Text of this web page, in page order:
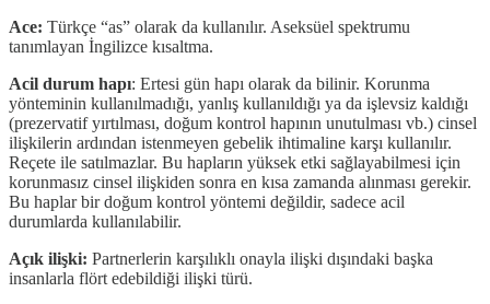
Ace: Türkçe “as” olarak da kullanılır. Aseksüel spektrumu
tanımlayan İngilizce kısaltma.
Acil durum hapı: Ertesi gün hapı olarak da bilinir. Korunma
yönteminin kullanılmadığı, yanlış kullanıldığı ya da işlevsiz kaldığı
(prezervatif yırtılması, doğum kontrol hapının unutulması vb.) cinsel
ilişkilerin ardından istenmeyen gebelik ihtimaline karşı kullanılır.
Reçete ile satılmazlar. Bu hapların yüksek etki sağlayabilmesi için
korunmasız cinsel ilişkiden sonra en kısa zamanda alınması gerekir.
Bu haplar bir doğum kontrol yöntemi değildir, sadece acil
durumlarda kullanılabilir.
Açık ilişki: Partnerlerin karşılıklı onayla ilişki dışındaki başka
insanlarla flört edebildiği ilişki türü.